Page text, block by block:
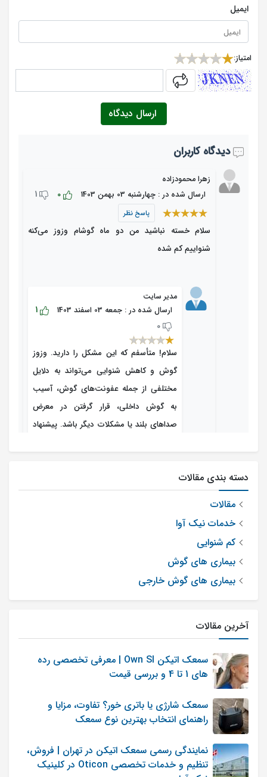
ایمیل
امتیاز:
ارسال دیدگاه
دیدگاه کاربران
زهرا محمودزاده
ارسال شده در : چهارشنبه 03 بهمن 1403
0
1
پاسخ نظر
سلام خسته نباشید من دو ماه گوشام وزوز می‌کنه
شنواییم کم شده
مدیر سایت
ارسال شده در : جمعه 03 اسفند 1403
1
0
سلام! متأسفم که این مشکل را دارید. وزوز
گوش و کاهش شنوایی می‌تواند به دلایل
مختلفی از جمله عفونت‌های گوش، آسیب
به گوش داخلی، قرار گرفتن در معرض
صداهای بلند یا مشکلات دیگر باشد. پیشنهاد
اصغر جیهانی
ارسال شده در : یکشنبه 21 آبان 1402
پاسخ نظر
نشده آیا این بیماری می‌تواند از مزوتراپی مو می باشد؟
مدیر سایت
تحقیقاتی در رابطه با وزوز گوش و مزوتراپی
مو وجود ندارد و باید توجه داشت که علت
وزوز گوش ممکن است به دلیل عوامل
دسته بندی مقالات
مقالات
خدمات نیک آوا
کم شنوایی
بیماری های گوش
بیماری های گوش خارجی
آخرین مقالات
سمعک اتیکن Own SI | معرفی تخصصی رده
های 1 تا 4 و بررسی قیمت
سمعک شارژی یا باتری خور؟ تفاوت، مزایا و
راهنمای انتخاب بهترین نوع سمعک
نمایندگی رسمی سمعک اتیکن در تهران | فروش،
تنظیم و خدمات تخصصی Oticon در کلینیک